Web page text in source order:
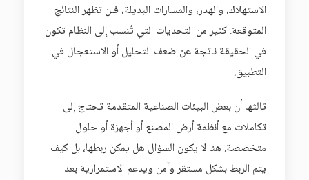
الاستهلاك، والهدر، والمسارات البديلة، فلن تظهر النتائج
المتوقعة. كثير من التحديات التي تُنسب إلى النظام تكون
في الحقيقة ناتجة عن ضعف التحليل أو الاستعجال في
التطبيق.
ثالثها أن بعض البيئات الصناعية المتقدمة تحتاج إلى
تكاملات مع أنظمة أرض المصنع أو أجهزة أو حلول
متخصصة. هنا لا يكون السؤال هل يمكن ربطها، بل كيف
يتم الربط بشكل مستقر وآمن ويدعم الاستمرارية بعد